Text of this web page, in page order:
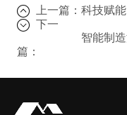
上一篇：科技赋
下一
篇：